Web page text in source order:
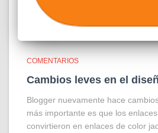
COMENTARIOS
Cambios leves en el
Blogger nuevamente hace
más importante es que los
convirtieron en enlaces de color